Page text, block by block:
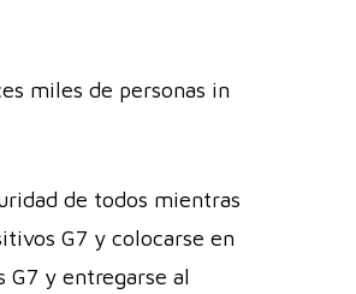
miles de personas in
de todos mientras
G7 y colocarse en
G7 y entregarse al